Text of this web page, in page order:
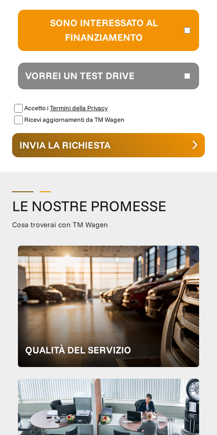
che non rappresentano un impegno contrattuale.
SONO INTERESSATO AL
FINANZIAMENTO
VORREI UN TEST DRIVE
Accetto iTermini della Privacy
Ricevi aggiornamenti da TM Wagen
INVIA LA RICHIESTA
LE NOSTRE PROMESSE
Cosa troverai con TM Wagen
QUALITÀ DEL SERVIZIO